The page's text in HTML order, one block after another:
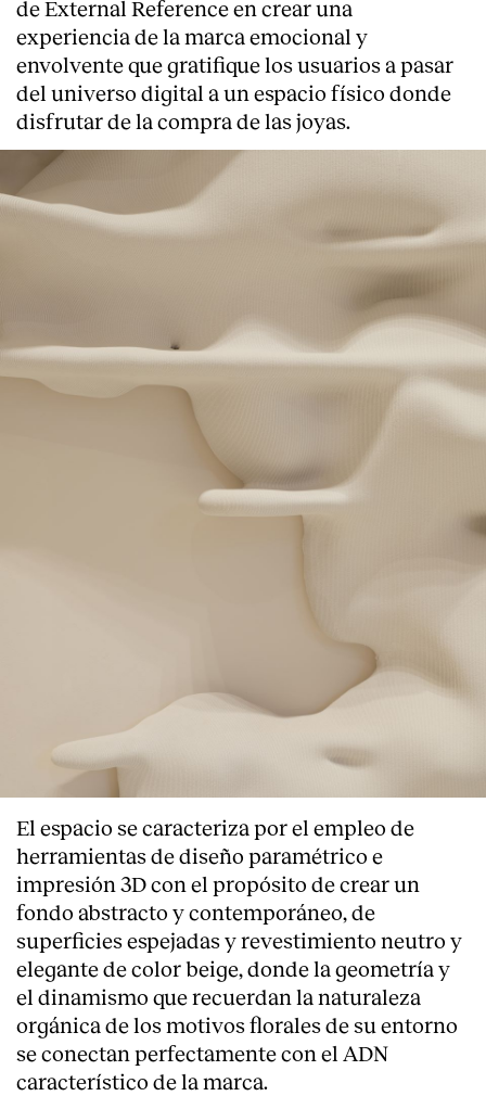
de External Reference en crear una
experiencia de la marca emocional y
envolvente que gratifique los usuarios a pasar
del universo digital a un espacio físico donde
disfrutar de la compra de las joyas.
El espacio se caracteriza por el empleo de
herramientas de diseño paramétrico e
impresión 3D con el propósito de crear un
fondo abstracto y contemporáneo, de
superficies espejadas y revestimiento neutro y
elegante de color beige, donde la geometría y
el dinamismo que recuerdan la naturaleza
orgánica de los motivos florales de su entorno
se conectan perfectamente con el ADN
característico de la marca.